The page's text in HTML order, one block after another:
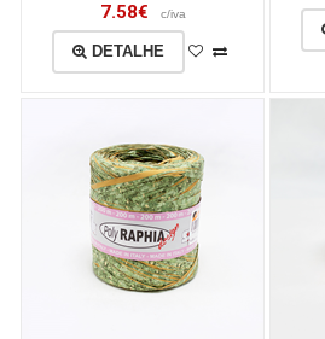
7.58€ c/iva
DETALHE